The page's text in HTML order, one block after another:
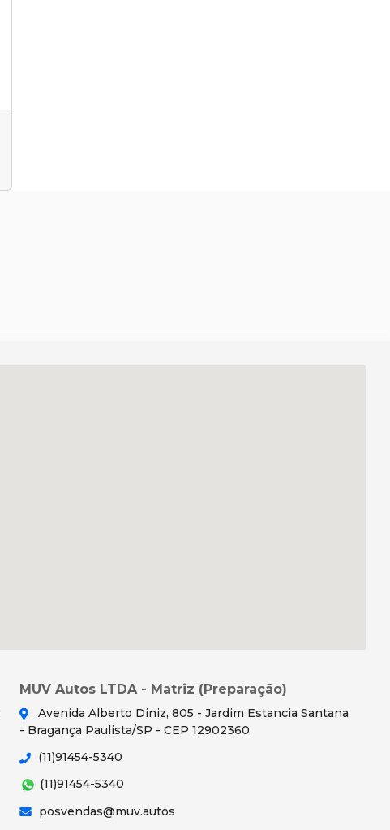
MUV Autos LTDA - Matriz (Preparação)
Avenida Alberto Diniz, 805 - Jardim Estancia Santana
- Bragança Paulista/SP - CEP 12902360
(11)91454-5340
(11)91454-5340
posvendas@muv.autos